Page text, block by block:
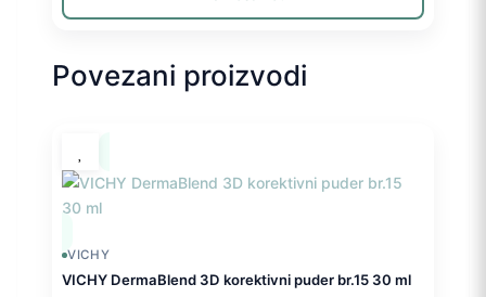
Povezani proizvodi
VICHY
VICHY DermaBlend 3D korektivni puder br.15 30 ml